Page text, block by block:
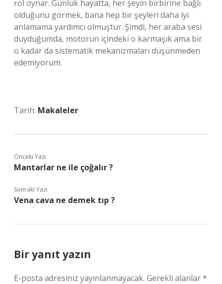
rol oynar. Günlük hayatta, her şeyin birbirine bağlı
olduğunu görmek, bana hep bir şeyleri daha iyi
anlamama yardımcı olmuştur. Şimdi, her araba sesi
duyduğumda, motorun içindeki o karmaşık ama bir
o kadar da sistematik mekanizmaları düşünmeden
edemiyorum.
Tarih: Makaleler
Önceki Yazı
Mantarlar ne ile çoğalır ?
Sonraki Yazı
Vena cava ne demek tıp ?
Bir yanıt yazın
E-posta adresiniz yayınlanmayacak. Gerekli alanlar*